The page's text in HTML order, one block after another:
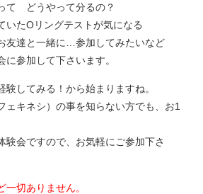
て どうやって分るの？
いたOリングテストが気になる
達と一緒に…参加してみたいなど
参加して下さいます。
してみる！から始まりますね。
ェキネシ）の事を知らない方でも、お1
験会ですので、お気軽にご参加下さ
切ありません。